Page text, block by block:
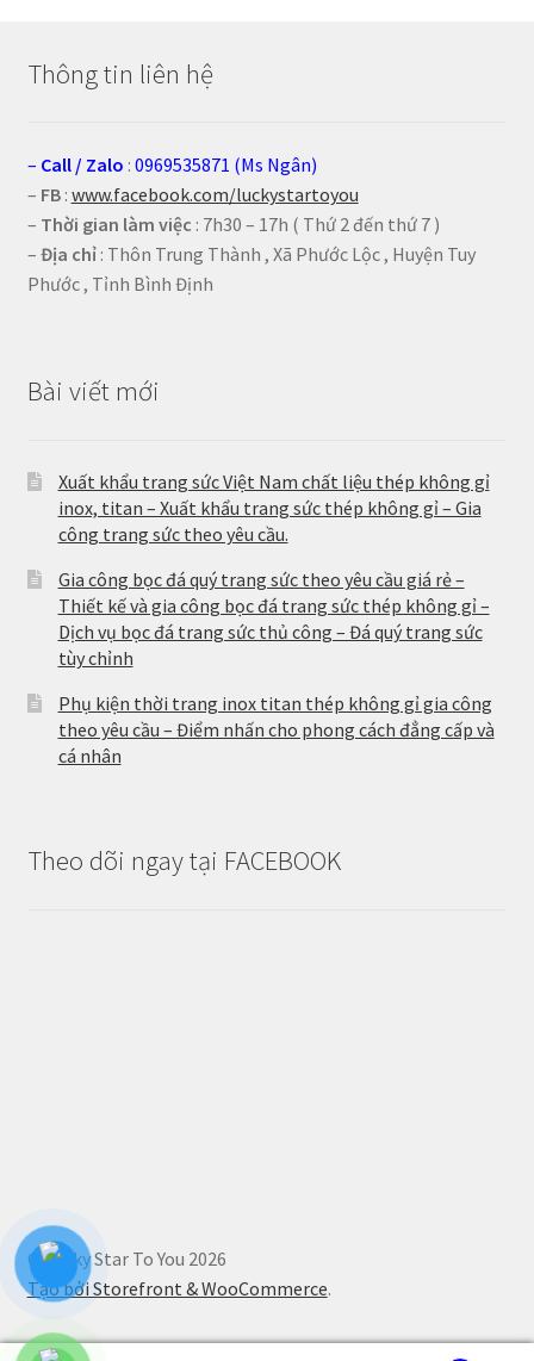
Thông tin liên hệ
– Call / Zalo : 0969535871 (Ms Ngân)
– FB: www.facebook.com/luckystartoyou
– Thời gian làm việc : 7h30 – 17h ( Thứ 2 đến thứ 7 )
– Địa chỉ: Thôn Trung Thành , Xã Phước Lộc , Huyện Tuy
Phước , Tỉnh Bình Định
Bài viết mới
Xuất khẩu trang sức Việt Nam chất liệu thép không gỉ
inox, titan – Xuất khẩu trang sức thép không gỉ – Gia
công trang sức theo yêu cầu.
Gia công bọc đá quý trang sức theo yêu cầu giá rẻ –
Thiết kế và gia công bọc đá trang sức thép không gỉ –
Dịch vụ bọc đá trang sức thủ công – Đá quý trang sức
tùy chỉnh
Phụ kiện thời trang inox titan thép không gỉ gia công
theo yêu cầu – Điểm nhấn cho phong cách đẳng cấp và
cá nhân
Theo dõi ngay tại FACEBOOK
© Lucky Star To You 2026
Tạo bởi Storefront & WooCommerce.